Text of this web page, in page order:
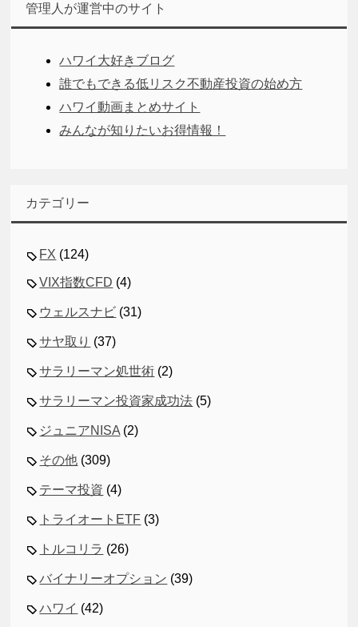
管理人が運営中のサイト
ハワイ大好きブログ
誰でもできる低リスク不動産投資の始め方
ハワイ動画まとめサイト
みんなが知りたいお得情報！
カテゴリー
FX (124)
VIX指数CFD (4)
ウェルスナビ (31)
サヤ取り (37)
サラリーマン処世術 (2)
サラリーマン投資家成功法 (5)
ジュニアNISA (2)
その他 (309)
テーマ投資 (4)
トライオートETF (3)
トルコリラ (26)
バイナリーオプション (39)
ハワイ (42)